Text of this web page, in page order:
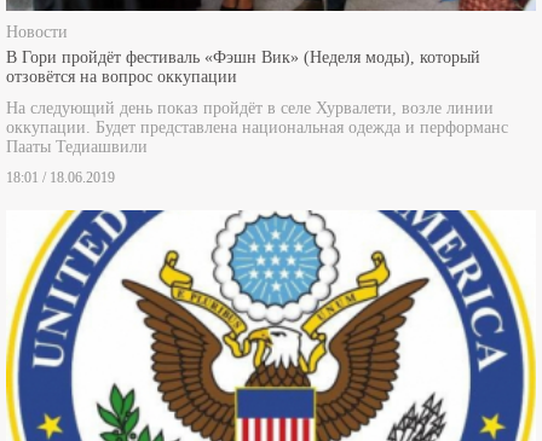
Новости
В Гори пройдёт фестиваль «Фэшн Вик» (Неделя моды), который
отзовётся на вопрос оккупации
На следующий день показ пройдёт в селе Хурвалети, возле линии
оккупации. Будет представлена национальная одежда и перформанс
Пааты Тедиашвили
18:01 / 18.06.2019